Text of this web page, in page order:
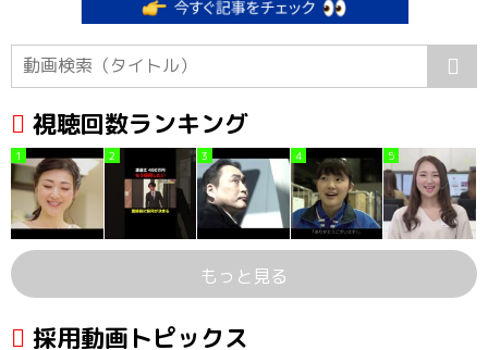
視聴回数ランキング
1 2 3 4 5
もっと見る
採用動画トピックス